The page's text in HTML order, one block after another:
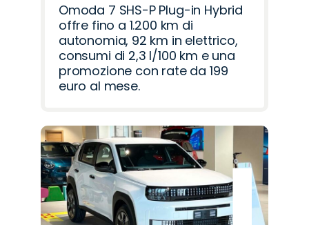
Omoda 7 SHS-P Plug-in Hybrid
offre fino a 1.200 km di
autonomia, 92 km in elettrico,
consumi di 2,3 l/100 km e una
promozione con rate da 199
euro al mese.